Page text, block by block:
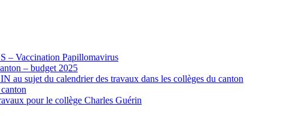
– Vaccination Papillomavirus
– budget 2025
au sujet du calendrier des travaux dans les collèges du canton
pour le collège Charles Guérin